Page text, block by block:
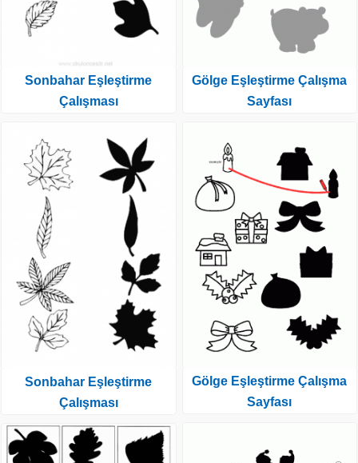
Sonbahar Eşleştirme
Çalışması
Sonbahar Eşleştirme
Çalışması
Gölge Eşleştirme Çalışma
Sayfası
Gölge Eşleştirme Çalışma
Sayfası